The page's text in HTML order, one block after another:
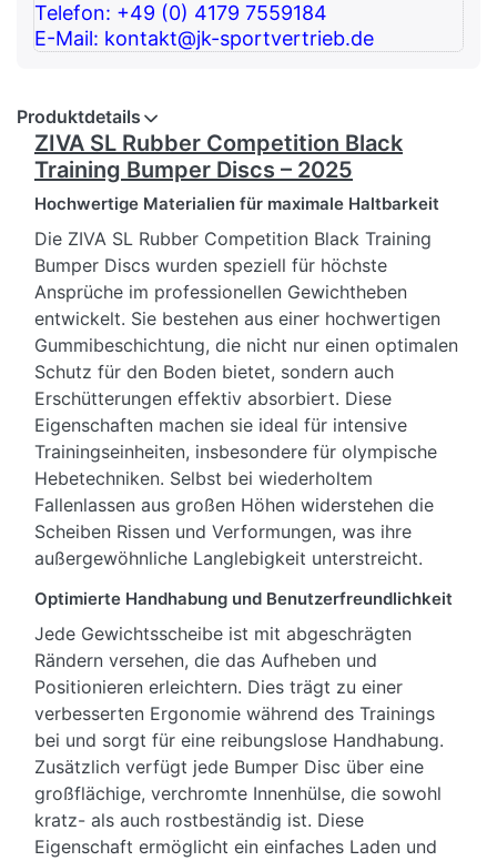
Telefon: +49 (0) 4179 7559184
E-Mail: kontakt@jk-sportvertrieb.de
Produktdetails
ZIVA SL Rubber Competition Black
Training Bumper Discs – 2025
Hochwertige Materialien für maximale Haltbarkeit
Die ZIVA SL Rubber Competition Black Training
Bumper Discs wurden speziell für höchste
Ansprüche im professionellen Gewichtheben
entwickelt. Sie bestehen aus einer hochwertigen
Gummibeschichtung, die nicht nur einen optimalen
Schutz für den Boden bietet, sondern auch
Erschütterungen effektiv absorbiert. Diese
Eigenschaften machen sie ideal für intensive
Trainingseinheiten, insbesondere für olympische
Hebetechniken. Selbst bei wiederholtem
Fallenlassen aus großen Höhen widerstehen die
Scheiben Rissen und Verformungen, was ihre
außergewöhnliche Langlebigkeit unterstreicht.
Optimierte Handhabung und Benutzerfreundlichkeit
Jede Gewichtsscheibe ist mit abgeschrägten
Rändern versehen, die das Aufheben und
Positionieren erleichtern. Dies trägt zu einer
verbesserten Ergonomie während des Trainings
bei und sorgt für eine reibungslose Handhabung.
Zusätzlich verfügt jede Bumper Disc über eine
großflächige, verchromte Innenhülse, die sowohl
kratz- als auch rostbeständig ist. Diese
Eigenschaft ermöglicht ein einfaches Laden und